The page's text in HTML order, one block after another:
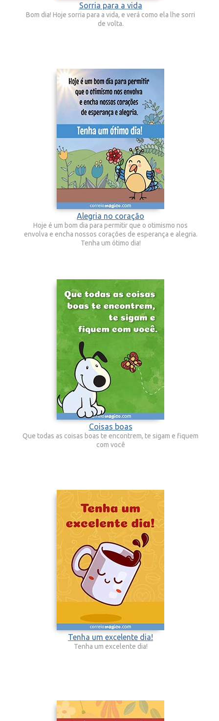
Sorria para a vida
Bom dia! Hoje sorria para a vida, e verá como ela lhe sorri
de volta.
Alegria no coração
Hoje é um bom dia para permitir que o otimismo nos
envolva e encha nossos corações de esperança e alegria.
Tenha um ótimo dia!
Coisas boas
Que todas as coisas boas te encontrem, te sigam e fiquem
com você
Tenha um excelente dia!
Tenha um excelente dia!